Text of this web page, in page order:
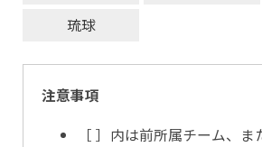
琉球
注意事項
［ ］内は前所属チーム、